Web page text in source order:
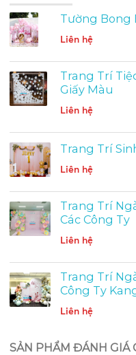
Tường Bong
Liên hệ
Trang Trí
Giấy Màu
Liên hệ
Trang Trí
Liên hệ
Trang Trí
Các Công Ty
Liên hệ
Trang Trí
Công Ty
Liên hệ
SẢN PHẨM ĐÁNH GIÁ